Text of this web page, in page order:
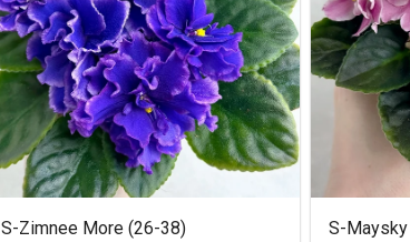
S-Zimnee More (26-38) S-